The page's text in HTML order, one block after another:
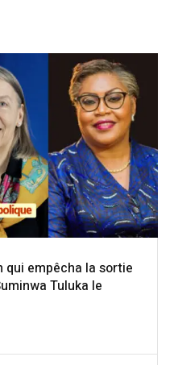
qui empêcha la sortie
Tuluka le